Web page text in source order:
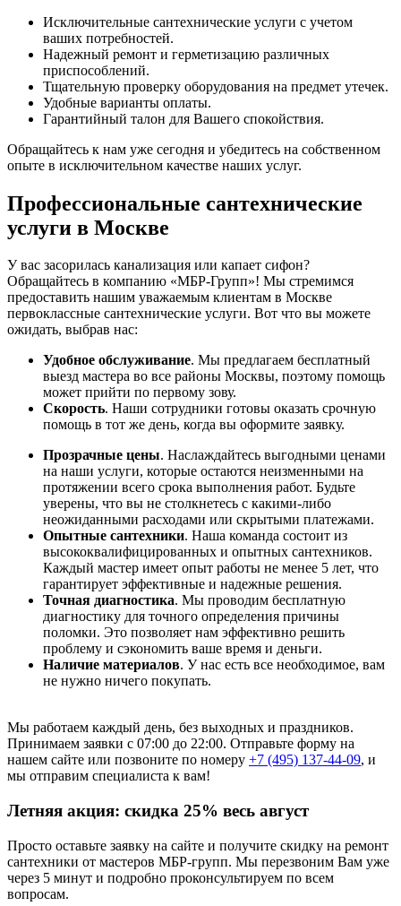
Исключительные сантехнические услуги с учетом
ваших потребностей.
Надежный ремонт и герметизацию различных
приспособлений.
Тщательную проверку оборудования на предмет утечек.
Удобные варианты оплаты.
Гарантийный талон для Вашего спокойствия.
Обращайтесь к нам уже сегодня и убедитесь на собственном
опыте в исключительном качестве наших услуг.
Профессиональные сантехнические
услуги в Москве
У вас засорилась канализация или капает сифон?
Обращайтесь в компанию «МБР-Групп»! Мы стремимся
предоставить нашим уважаемым клиентам в Москве
первоклассные сантехнические услуги. Вот что вы можете
ожидать, выбрав нас:
Удобное обслуживание. Мы предлагаем бесплатный
выезд мастера во все районы Москвы, поэтому помощь
может прийти по первому зову.
Скорость. Наши сотрудники готовы оказать срочную
помощь в тот же день, когда вы оформите заявку.
Прозрачные цены. Наслаждайтесь выгодными ценами
на наши услуги, которые остаются неизменными на
протяжении всего срока выполнения работ. Будьте
уверены, что вы не столкнетесь с какими-либо
неожиданными расходами или скрытыми платежами.
Опытные сантехники. Наша команда состоит из
высококвалифицированных и опытных сантехников.
Каждый мастер имеет опыт работы не менее 5 лет, что
гарантирует эффективные и надежные решения.
Точная диагностика. Мы проводим бесплатную
диагностику для точного определения причины
поломки. Это позволяет нам эффективно решить
проблему и сэкономить ваше время и деньги.
Наличие материалов. У нас есть все необходимое, вам
не нужно ничего покупать.
Мы работаем каждый день, без выходных и праздников.
Принимаем заявки с 07:00 до 22:00. Отправьте форму на
нашем сайте или позвоните по номеру +7 (495) 137-44-09, и
мы отправим специалиста к вам!
Летняя акция: скидка 25% весь август
Просто оставьте заявку на сайте и получите скидку на ремонт
сантехники от мастеров МБР-групп. Мы перезвоним Вам уже
через 5 минут и подробно проконсультируем по всем
вопросам.